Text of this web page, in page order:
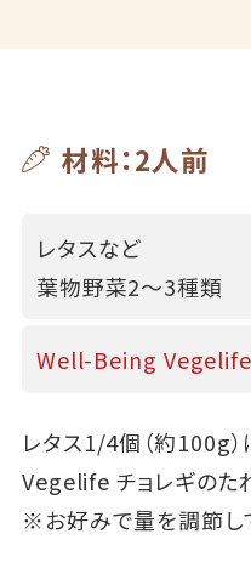
材料：2人前
レタスなど
葉物野菜2～3種類
Well-Being Vegelife
レタス1/4個（約100g
Vegelife チョレギのた
※お好みで量を調節し